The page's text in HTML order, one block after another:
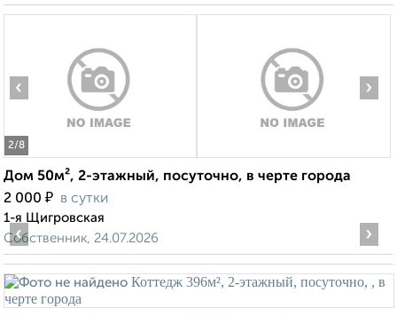
2/8
‹ ›
Дом 50м², 2-этажный, посуточно, в черте города
2 000 ₽ в сутки
1-я Щигровская
Собственник, 24.07.2026
‹ ›